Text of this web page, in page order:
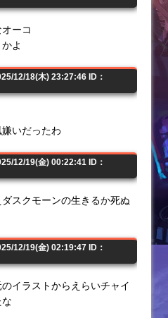
ーコ
よ
12/18(木) 23:27:46 ID：
いだったわ
12/19(金) 00:22:41 ID：
スクモーンの生きるか死ぬ
12/19(金) 02:19:47 ID：
イラストからえらいチャイ